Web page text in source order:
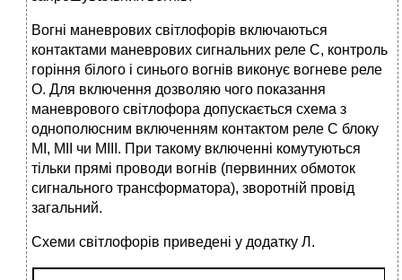
Вогні маневрових світлофорів включаються
контактами маневрових сигнальних реле С, контроль
горіння білого і синього вогнів виконує вогневе реле
О. Для включення дозволяю чого показання
маневрового світлофора допускається схема з
однополюсним включенням контактом реле С блоку
МІ, МІІ чи МІІІ. При такому включенні комутуються
тільки прямі проводи вогнів (первинних обмоток
сигнального трансформатора), зворотній провід
загальний.
Схеми світлофорів приведені у додатку Л.